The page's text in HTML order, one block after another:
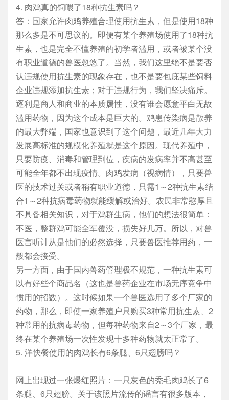
4. 肉鸡真的饲喂了18种抗生素吗？
答：国家允许肉鸡养殖合理使用抗生素，但是使用18种
那么多是不可思议的。即便有某个养殖场使用了18种抗
生素，也是完全不懂养殖的初学者滥用，或者被某个没
有职业道德的兽医忽悠了。当然，我们这里绝不是要否
认违规使用抗生素的现象存在，也不是要包庇某些饲料
企业违规添加抗生素；对于违规行为，我们坚决痛斥。
逐利是商人和商业的本质属性，没有谁会愿意平白无故
滥用药物，因为这个成本是巨大的。鸡患传染病是散养
的最大弊端，国家也意识到了这个问题，最近几年大力
发展高标准的规模化养殖就是这个原因。现代养殖中，
只要防疫、消毒和管理到位，疾病的发病率并不高甚至
可能全年都不出现疫情。肉鸡发病（视病情），只要兽
医的技术过关或者稍有职业道德，只需1～2种抗生素结
合1～2种抗病毒药物就能缓解或治好。农民非常憨厚且
不具备相关知识，对于鸡群生病，他们的想法很简单：
不医，整群鸡可能全军覆没，损失好几万。所以，对兽
医言听计从是他们的必然选择，只要兽医推荐用药，一
般都会接受。
另一方面，由于国内兽药管理极不规范，一种抗生素可
以有好些个商品名（这也是兽药企业在市场无序竞争中
惯用的招数）。这时候如果一个兽医选用了多个厂家的
药物，那么，即使一家养殖户只购买3种常用抗生素、2
种常用的抗病毒药物，但每种药物来自2～3个厂家，最
终在某个养殖场一次性发现十多种药物就太正常了。
5. 洋快餐使用的肉鸡长有6条腿、6只翅膀吗？
网上出现过一张爆红照片：一只灰色的秃毛肉鸡长了6
条腿、6只翅膀。关于该照片流传的谣言有很多版本，